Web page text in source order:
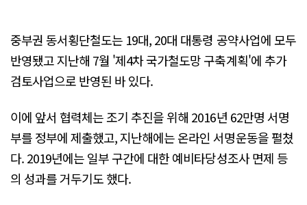
중부권 동서횡단철도는 19대, 20대 대통령 공약사업에 모두
반영됐고 지난해 7월 '제4차 국가철도망 구축계획'에 추가
검토사업으로 반영된 바 있다.
이에 앞서 협력체는 조기 추진을 위해 2016년 62만명 서명
부를 정부에 제출했고, 지난해에는 온라인 서명운동을 펼쳤
다. 2019년에는 일부 구간에 대한 예비타당성조사 면제 등
의 성과를 거두기도 했다.